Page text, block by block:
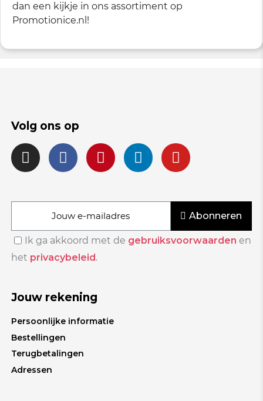
dan een kijkje in ons assortiment op
Promotionice.nl!
Volg ons op
Abonneren
Ik ga akkoord met de gebruiksvoorwaarden en
het privacybeleid.
Jouw rekening
Persoonlijke informatie
Bestellingen
Terugbetalingen
Adressen